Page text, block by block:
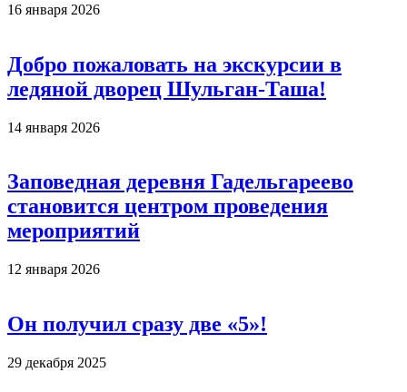
16 января 2026
Добро пожаловать на экскурсии в
ледяной дворец Шульган-Таша!
14 января 2026
Заповедная деревня Гадельгареево
становится центром проведения
мероприятий
12 января 2026
Он получил сразу две «5»!
29 декабря 2025